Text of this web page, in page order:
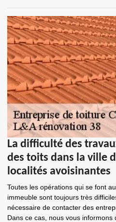
La difficulté des
des toits dans la ville
localités avoisinantes
Toutes les opérations qui se font
immeuble sont toujours très
nécessaire de contacter des
Dans ce cas, nous vous